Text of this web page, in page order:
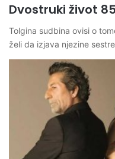
Dvostruki život
Tolgina sudbina ovisi o
želi da izjava njezine